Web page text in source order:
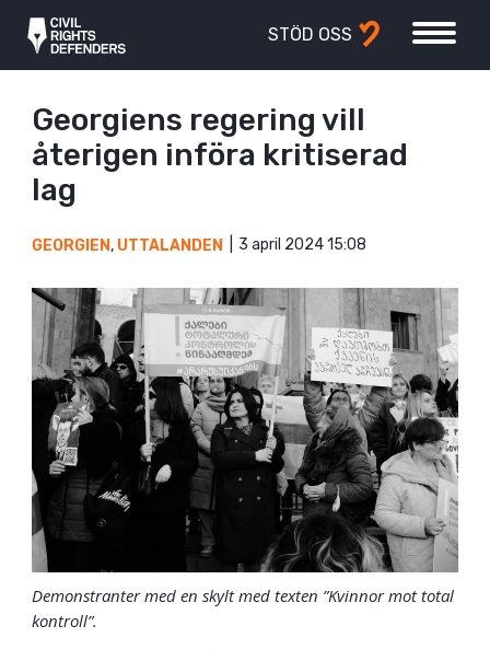
STÖD OSS
Georgiens regering vill
återigen införa kritiserad
lag
GEORGIEN, UTTALANDEN 3 april 2024 15:08
Demonstranter med en skylt med texten ”Kvinnor mot total
kontroll”.